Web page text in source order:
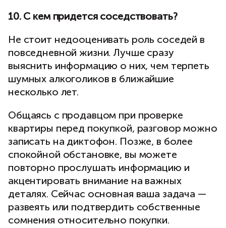
10. С кем придется соседствовать?
Не стоит недооценивать роль соседей в
повседневной жизни. Лучше сразу
выяснить информацию о них, чем терпеть
шумных алкоголиков в ближайшие
несколько лет.
Общаясь с продавцом при проверке
квартиры перед покупкой, разговор можно
записать на диктофон. Позже, в более
спокойной обстановке, вы можете
повторно прослушать информацию и
акцентировать внимание на важных
деталях. Сейчас основная ваша задача —
развеять или подтвердить собственные
сомнения относительно покупки.